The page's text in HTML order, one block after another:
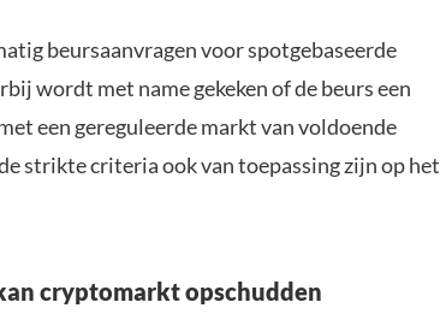
beursaanvragen voor spotgebaseerde
wordt met name gekeken of de beurs een
een gereguleerde markt van voldoende
strikte criteria ook van toepassing zijn op het
cryptomarkt opschudden